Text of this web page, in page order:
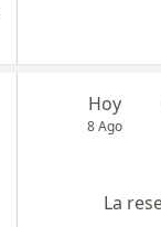
Hoy
8 Ago
La